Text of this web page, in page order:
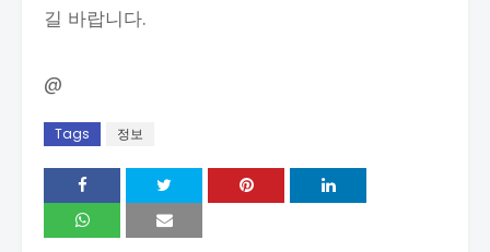
길 바랍니다.
@
Tags 정보